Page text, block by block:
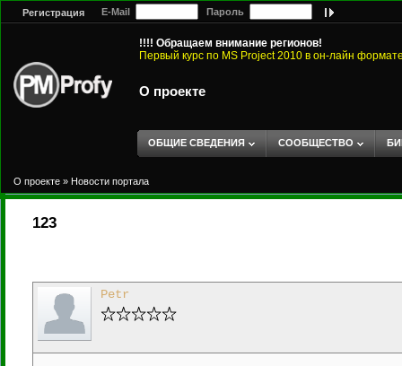
Регистрация E-Mail Пароль
!!!! Обращаем внимание регионов!
Первый курс по MS Project 2010 в он-лайн
О проекте
ОБЩИЕ СВЕДЕНИЯ СООБЩЕСТВО
О проекте » Новости портала
123
Petr